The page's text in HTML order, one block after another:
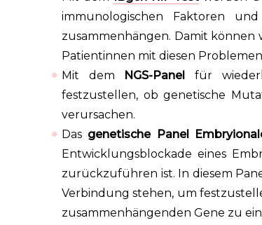
immunologischen Faktoren
zusammenhängen. Damit können
Patientinnen mit diesen
Mit dem
NGS-Panel
für
festzustellen, ob genetische
verursachen.
Das genetische Panel
Entwicklungsblockade eines
zurückzuführen ist. In diesem
Verbindung stehen, um
zusammenhängenden Gene zu